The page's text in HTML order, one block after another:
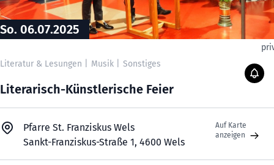
So. 06.07.2025
Literatur & Lesungen
Musik Sonstiges
Literarisch-Künstlerische Feier
Pfarre St. Franziskus Wels
Sankt-Franziskus-Straße 1, 4600 Wels
Auf Karte
anzeigen